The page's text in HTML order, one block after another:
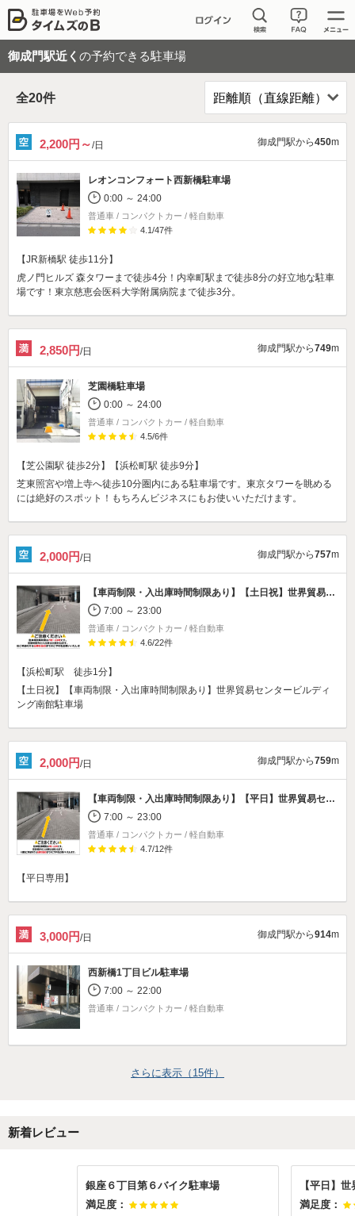
御成門駅近く の予約できる駐車場
全20件
2,200円～/日 御成門駅から450m
レオンコンフォート西新橋駐車場
0:00 ～ 24:00
普通車 / コンパクトカー / 軽自動車
4.1/47件
【JR新橋駅 徒歩11分】
虎ノ門ヒルズ 森タワーまで徒歩4分！内幸町駅まで徒歩8分の好立地な駐車
場です！東京慈恵会医科大学附属病院まで徒歩3分。
2,850円/日 御成門駅から749m
芝園橋駐車場
0:00 ～ 24:00
普通車 / コンパクトカー / 軽自動車
4.5/6件
【芝公園駅 徒歩2分】【浜松町駅 徒歩9分】
芝東照宮や増上寺へ徒歩10分圏内にある駐車場です。東京タワーを眺める
には絶好のスポット！もちろんビジネスにもお使いいただけます。
2,000円/日 御成門駅から757m
【車両制限・入出庫時間制限あり】
【土日祝】世界貿易センタービルディング南館駐車場
7:00 ～ 23:00
普通車 / コンパクトカー / 軽自動車
4.6/22件
【浜松町駅 徒歩1分】
【土日祝】【車両制限・入出庫時間制限あり】世界貿易センタービルディ
ング南館駐車場
2,000円/日 御成門駅から759m
【車両制限・入出庫時間制限あり】
【平日】世界貿易センタービルディング南館駐車場
7:00 ～ 23:00
普通車 / コンパクトカー / 軽自動車
4.7/12件
【平日専用】
3,000円/日 御成門駅から914m
西新橋1丁目ビル駐車場
7:00 ～ 22:00
普通車 / コンパクトカー / 軽自動車
さらに表示（ 15件）
新着レビュー
銀座６丁目第６バイク駐車場
満足度：
満足度：